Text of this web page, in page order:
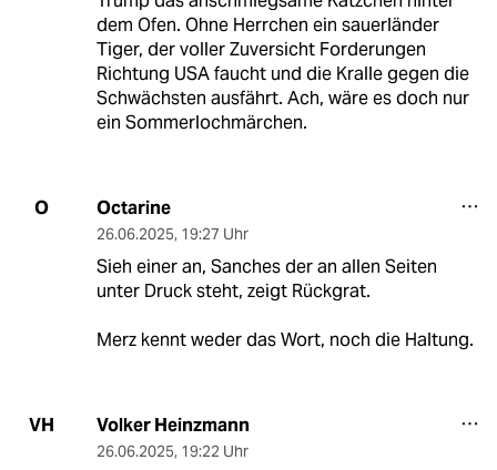
dem Ofen. Ohne Herrchen ein sauerländer
Tiger, der voller Zuversicht Forderungen
Richtung USA faucht und die Kralle gegen die
Schwächsten ausfährt. Ach, wäre es doch nur
ein Sommerlochmärchen.
O Octarine
26.06.2025, 19:27 Uhr
Sieh einer an, Sanches der an allen Seiten
unter Druck steht, zeigt Rückgrat.
Merz kennt weder das Wort, noch die Haltung.
VH Volker Heinzmann
26.06.2025, 19:22 Uhr